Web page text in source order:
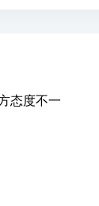
态度不一